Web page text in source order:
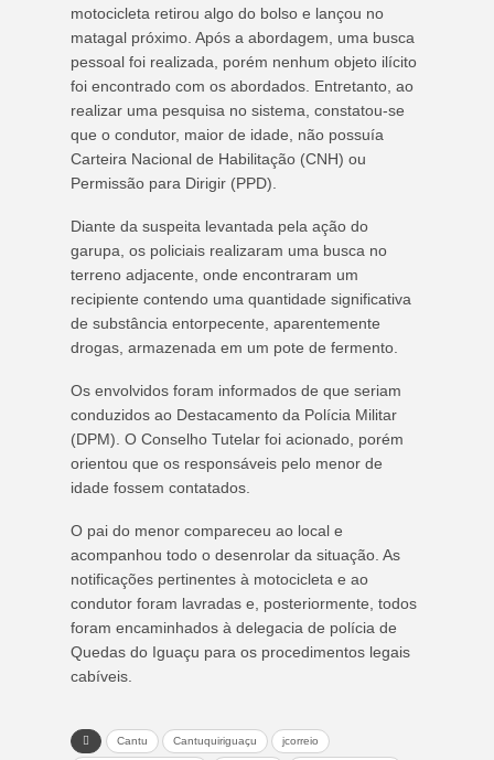
motocicleta retirou algo do bolso e lançou no
matagal próximo. Após a abordagem, uma busca
pessoal foi realizada, porém nenhum objeto ilícito
foi encontrado com os abordados. Entretanto, ao
realizar uma pesquisa no sistema, constatou-se
que o condutor, maior de idade, não possuía
Carteira Nacional de Habilitação (CNH) ou
Permissão para Dirigir (PPD).
Diante da suspeita levantada pela ação do
garupa, os policiais realizaram uma busca no
terreno adjacente, onde encontraram um
recipiente contendo uma quantidade significativa
de substância entorpecente, aparentemente
drogas, armazenada em um pote de fermento.
Os envolvidos foram informados de que seriam
conduzidos ao Destacamento da Polícia Militar
(DPM). O Conselho Tutelar foi acionado, porém
orientou que os responsáveis pelo menor de
idade fossem contatados.
O pai do menor compareceu ao local e
acompanhou todo o desenrolar da situação. As
notificações pertinentes à motocicleta e ao
condutor foram lavradas e, posteriormente, todos
foram encaminhados à delegacia de polícia de
Quedas do Iguaçu para os procedimentos legais
cabíveis.
Cantu Cantuquiriguaçu jcorreio